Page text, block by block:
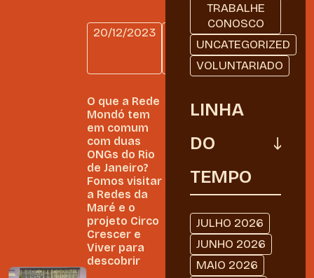
20/12/2023
DIÁRIO
BORDO
O que a Rede
Mondó tem
em comum
com duas
ONGs do Rio
de Janeiro?
Fomos visitar
a Redes da
Maré e o
projeto Circo
Crescer e
Viver para
descobrir
TRABALHE
CONOSCO
UNCATEGORIZED
VOLUNTARIADO
LINHA
DO
TEMPO
JULHO 2026
JUNHO 2026
MAIO 2026